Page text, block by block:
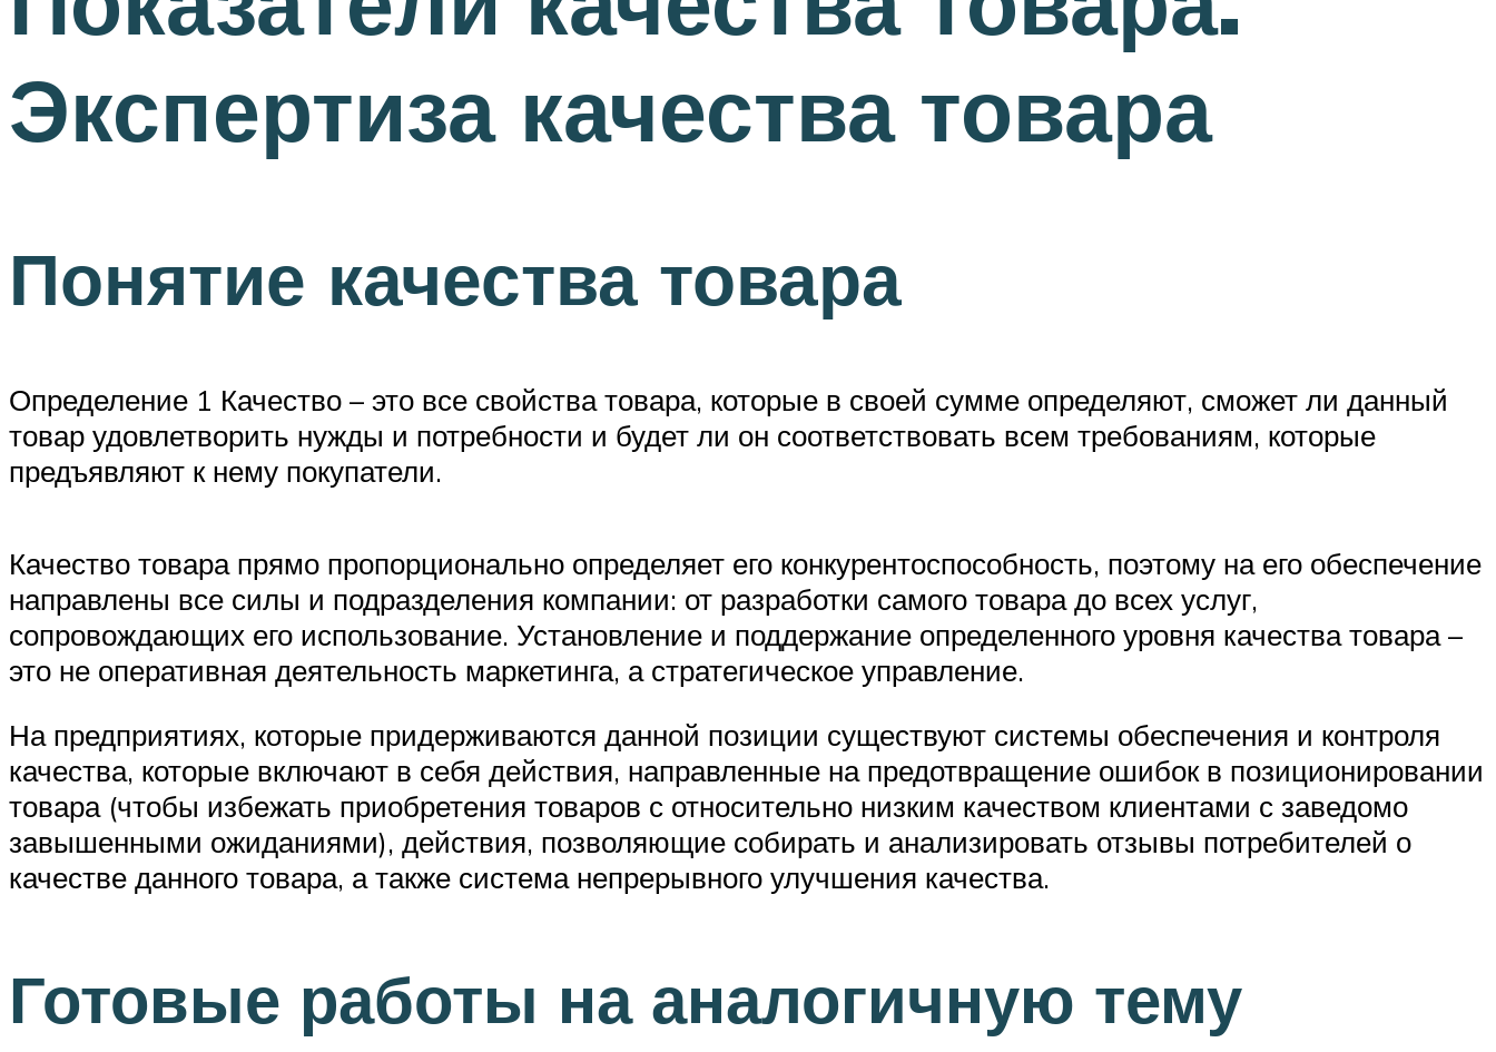
Экспертиза качества товара
Понятие качества товара
Определение 1 Качество – это все свойства товара, которые в своей сумме определяют, сможет ли данный
товар удовлетворить нужды и потребности и будет ли он соответствовать всем требованиям, которые
предъявляют к нему покупатели.
Качество товара прямо пропорционально определяет его конкурентоспособность, поэтому на его обеспечение
направлены все силы и подразделения компании: от разработки самого товара до всех услуг,
сопровождающих его использование. Установление и поддержание определенного уровня качества товара –
это не оперативная деятельность маркетинга, а стратегическое управление.
На предприятиях, которые придерживаются данной позиции существуют системы обеспечения и контроля
качества, которые включают в себя действия, направленные на предотвращение ошибок в позиционировании
товара (чтобы избежать приобретения товаров с относительно низким качеством клиентами с заведомо
завышенными ожиданиями), действия, позволяющие собирать и анализировать отзывы потребителей о
качестве данного товара, а также система непрерывного улучшения качества.
Готовые работы на аналогичную тему